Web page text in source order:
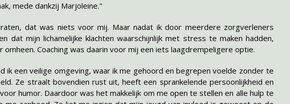
mede dankzij Marjoleine."
dat was niets voor mij. Maar nadat ik door meerdere zorgverleners
dat mijn lichamelijke klachten waarschijnlijk met stress te maken hadden,
omheen. Coaching was daarin voor mij een iets laagdrempeligere optie.
ik een veilige omgeving, waar ik me gehoord en begrepen voelde zonder te
Ze straalt bovendien rust uit, heeft een sprankelende persoonlijkheid en
humor. Daardoor was het makkelijk om me open te stellen en alle hulp te